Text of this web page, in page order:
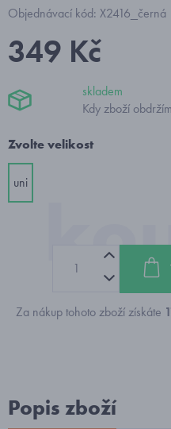
Objednávací kód: X2416_černá
349 Kč
skladem
Kdy zboží
Zvolte velikost
uni
Za nákup tohoto zboží získáte
Popis zboží